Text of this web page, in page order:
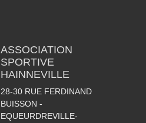
ASSOCIATION
SPORTIVE
HAINNEVILLE
28-30 RUE FERDINAND
BUISSON -
EQUEURDREVILLE-